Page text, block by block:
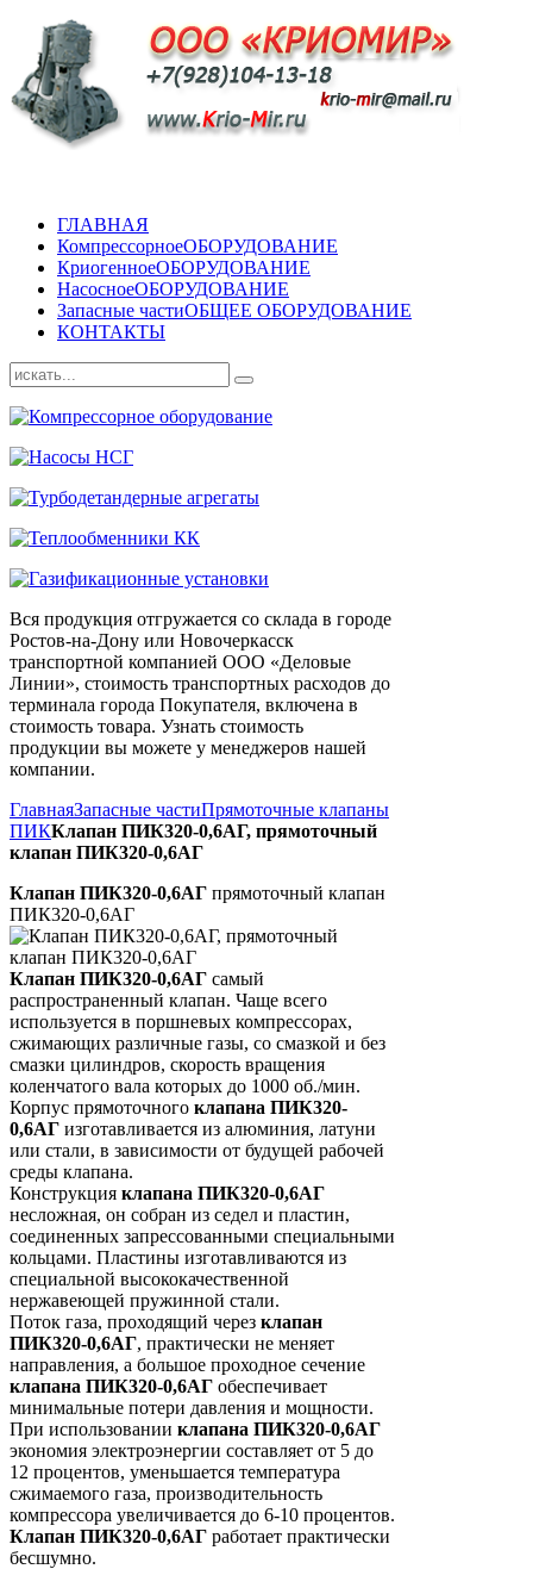
ГЛАВНАЯ
КомпрессорноеОБОРУДОВАНИЕ
КриогенноеОБОРУДОВАНИЕ
НасосноеОБОРУДОВАНИЕ
Запасные частиОБЩЕЕ ОБОРУДОВАНИЕ
КОНТАКТЫ
Вся продукция отгружается со склада в городе
Ростов-на-Дону или Новочеркасск
транспортной компанией ООО «Деловые
Линии», стоимость транспортных расходов до
терминала города Покупателя, включена в
стоимость товара. Узнать стоимость
продукции вы можете у менеджеров нашей
компании.
ГлавнаяЗапасные частиПрямоточные клапаны
ПИККлапан ПИК320-0,6АГ, прямоточный
клапан ПИК320-0,6АГ
Клапан ПИК320-0,6АГ прямоточный клапан
ПИК320-0,6АГ
Клапан ПИК320-0,6АГ самый
распространенный клапан. Чаще всего
используется в поршневых компрессорах,
сжимающих различные газы, со смазкой и без
смазки цилиндров, скорость вращения
коленчатого вала которых до 1000 об./мин.
Корпус прямоточного клапана ПИК320-
0,6АГ изготавливается из алюминия, латуни
или стали, в зависимости от будущей рабочей
среды клапана.
Конструкция клапана ПИК320-0,6АГ
несложная, он собран из седел и пластин,
соединенных запрессованными специальными
кольцами. Пластины изготавливаются из
специальной высококачественной
нержавеющей пружинной стали.
Поток газа, проходящий через клапан
ПИК320-0,6АГ, практически не меняет
направления, а большое проходное сечение
клапана ПИК320-0,6АГ обеспечивает
минимальные потери давления и мощности.
При использовании клапана ПИК320-0,6АГ
экономия электроэнергии составляет от 5 до
12 процентов, уменьшается температура
сжимаемого газа, производительность
компрессора увеличивается до 6-10 процентов.
Клапан ПИК320-0,6АГ работает практически
бесшумно.